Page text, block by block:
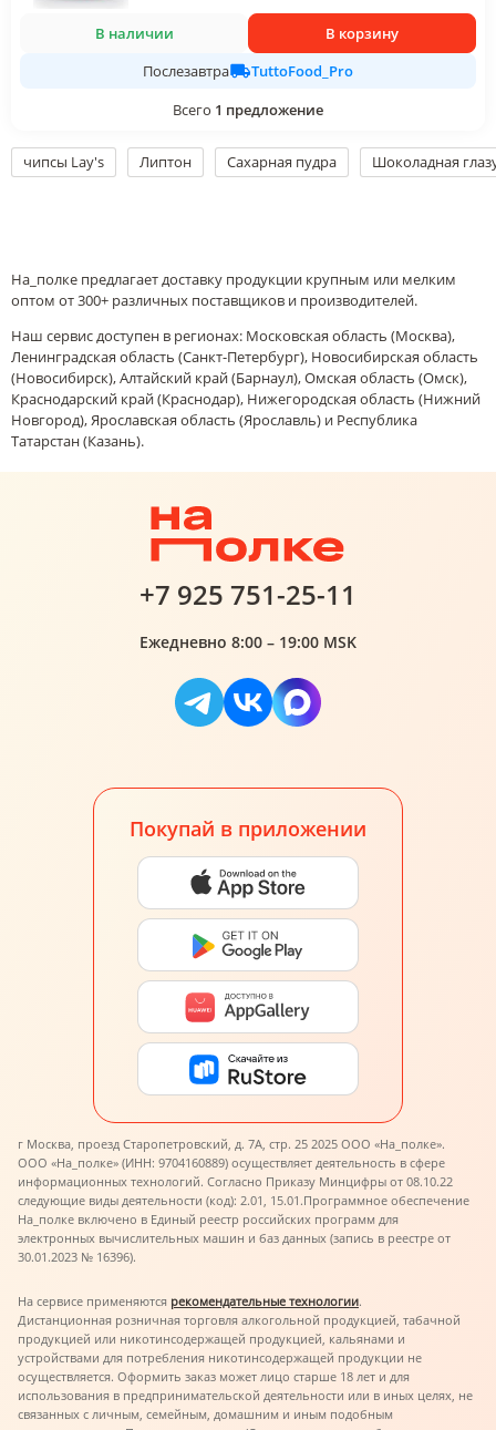
В наличии
В корзину
Послезавтра
TuttoFood_Pro
Всего 1 предложение
чипсы Lay's Липтон Сахарная пудра Шоколадная
На_полке предлагает доставку продукции крупным или мелким
оптом от 300+ различных поставщиков и производителей.
Наш сервис доступен в регионах: Московская область (Москва),
Ленинградская область (Санкт-Петербург), Новосибирская область
(Новосибирск), Алтайский край (Барнаул), Омская область (Омск),
Краснодарский край (Краснодар), Нижегородская область (Нижний
Новгород), Ярославская область (Ярославль) и Республика
Татарстан (Казань).
+7 925 751-25-11
Ежедневно 8:00 – 19:00 MSK
Покупай в приложении
г Москва, проезд Старопетровский, д. 7А, стр. 25 2025 ООО «На_полке».
ООО «На_полке» (ИНН: 9704160889) осуществляет деятельность в сфере
информационных технологий. Согласно Приказу Минцифры от 08.10.22
следующие виды деятельности (код): 2.01, 15.01.Программное обеспечение
На_полке включено в Единый реестр российских программ для
электронных вычислительных машин и баз данных (запись в реестре от
30.01.2023 № 16396).
На сервисе применяются рекомендательные технологии.
Дистанционная розничная торговля алкогольной продукцией, табачной
продукцией или никотинсодержащей продукцией, кальянами и
устройствами для потребления никотинсодержащей продукции не
осуществляется. Оформить заказ может лицо старше 18 лет и для
использования в предпринимательской деятельности или в иных целях, не
связанных с личным, семейным, домашним и иным подобным